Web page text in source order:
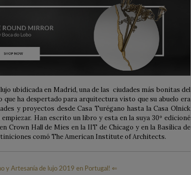
ubidicada en Madrid, una de las ciudades más bonitas del
que ha despertado para arquitectura visto que su abuelo era
y proyectos desde Casa Turégano hasta la Casa Olnick
Han escrito un libro y esta en la suya 30º edicioné
Crown Hall de Mies en la IIT de Chicago y en la Basílica de
comó The American Institute of Architects.
y Artesanía de lujo 2019 en Portugal! ⇐